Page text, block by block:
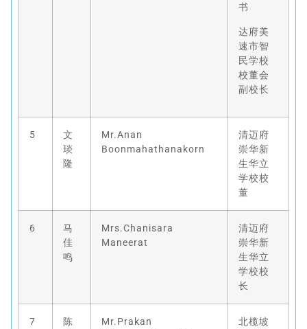
书
达府美
速市智
民学校
校董会
副校长
5
文
琰
隆
Mr.Anan
Boonmahathanakorn
清迈府
崇华新
生华立
学校校
董
6
马
佳
鸣
Mrs.Chanisara
Maneerat
清迈府
崇华新
生华立
学校校
长
7
陈
Mr.Prakan
北榄坡